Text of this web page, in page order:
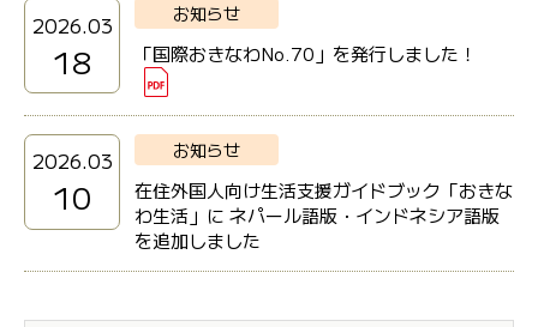
2026.03
18
お知らせ
「国際おきなわNo.70」を発行しました！
2026.03
10
お知らせ
在住外国人向け生活支援ガイドブック「おきな
わ生活」に ネパール語版・インドネシア語版
を追加しました